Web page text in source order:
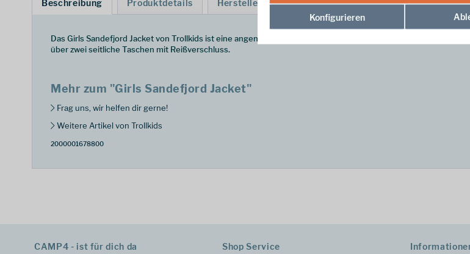
Beschreibung Produktdetails Hersteller
Das Girls Sandefjord Jacket von Trollkids ist eine angenehm leichte und vielseitige Kapuzen-Fleece-Jacke
über zwei seitliche Taschen mit Reißverschluss.
Mehr zum "Girls Sandefjord Jacket"
Frag uns, wir helfen dir gerne!
Weitere Artikel von Trollkids
2000001678800
CAMP4 - ist für dich da Shop Service
Konfigurieren